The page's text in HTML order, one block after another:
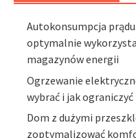
Autokonsumpcja
optymalnie
magazynów energii
Ogrzewanie
wybrać i jak
Dom z dużymi
zoptymalizować